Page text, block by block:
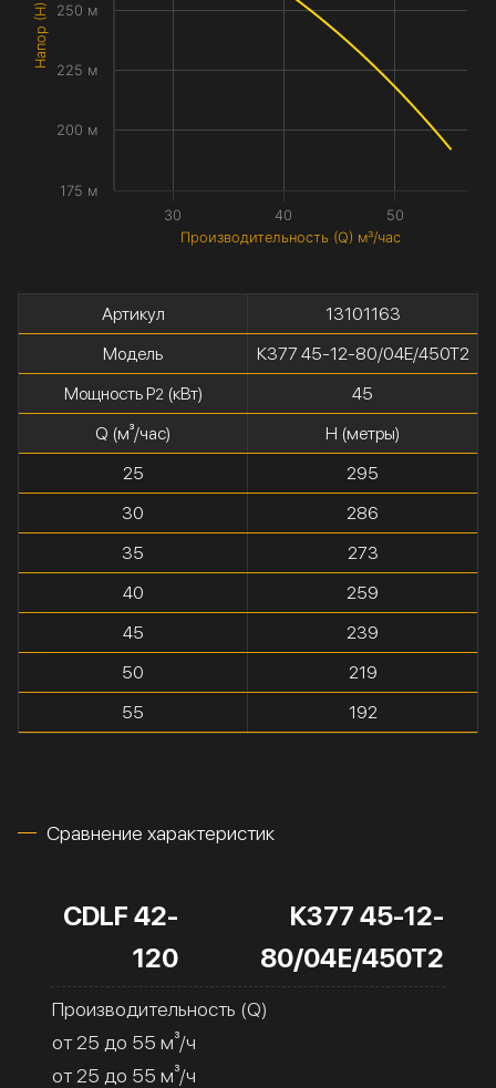
Производительность (Q) м³/час
30 40 50
175 м
200 м
225 м
250 м
Артикул
13101163
Модель
К377 45-12-80/04Е/450Т2
Мощность P2(кВт)
45
Q (м³/час)
H (метры)
25
295
30
286
35
273
40
259
45
239
50
219
55
192
Сравнение характеристик
CDLF 42-
120
К377 45-12-
80/04Е/450Т2
Производительность (Q)
от 25 до 55 м³/ч
от 25 до 55 м³/ч